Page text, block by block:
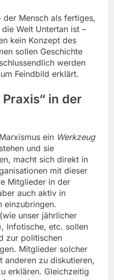
der Mensch als fertiges,
Welt Untertan ist –
kein Konzept des
sollen Geschichte
werden
Feindbild erklärt.
in der
ein Werkzeug
und sie
macht sich direkt in
mit dieser
Mitglieder in der
auch aktiv in
einzubringen.
unser jährlicher
Infotische, etc. sollen
zur politischen
Mitglieder solcher
anderen zu diskutieren,
erklären. Gleichzeitig